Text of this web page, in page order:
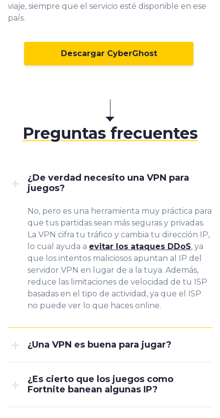
viaje, siempre que el servicio esté disponible en ese
país.
Descargar CyberGhost
Preguntas frecuentes
¿De verdad necesito una VPN para
juegos?
No, pero es una herramienta muy práctica para
que tus partidas sean más seguras y privadas.
La VPN cifra tu tráfico y cambia tu dirección IP,
lo cual ayuda a evitar los ataques DDoS, ya
que los intentos maliciosos apuntan al IP del
servidor VPN en lugar de a la tuya. Además,
reduce las limitaciones de velocidad de tu ISP
basadas en el tipo de actividad, ya que el ISP
no puede ver lo que haces online.
¿Una VPN es buena para jugar?
¿Es cierto que los juegos como
Fortnite banean algunas IP?